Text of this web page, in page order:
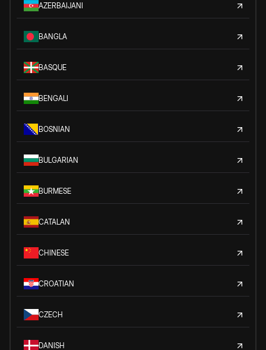
AZERBAIJANI
BANGLA
BASQUE
BENGALI
BOSNIAN
BULGARIAN
BURMESE
CATALAN
CHINESE
CROATIAN
CZECH
DANISH